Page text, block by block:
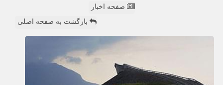
صفحه اخبار
بازگشت به صفحه اصلی